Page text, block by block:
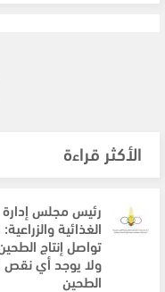
الأكثر قراءة
رئيس مجلس إدارة
الغذائية
تواصل إنتاج
ولا يوجد أي نقص
الطحين